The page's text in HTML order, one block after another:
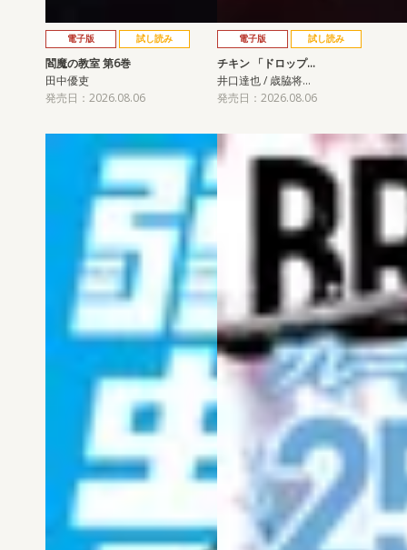
電子版 試し読み
閻魔の教室 第6巻
田中優吏
発売日：2026.08.06
電子版 試し読み
チキン 「ドロップ…
井口達也 / 歳脇将…
発売日：2026.08.06